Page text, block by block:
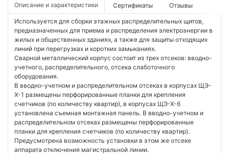
Описание и характеристики Сертификаты Отзывы
Используется для сборки этажных распределительных щитов,
предназначенных для приема и распределения электроэнергии в
жилых и общественных зданиях, а также для защиты отходящих
линий при перегрузках и коротких замыканиях.
Сварной металлический корпус состоит из трех отсеков: вводно-
учетного, распределительного, отсека слаботочного
оборудования.
В вводно-учетном и распределительном отсеках в корпусах ЩЭ-
Х-1 размещены перфорированные планки для крепления
счетчиков (по количеству квартир), в корпусах ЩЭ-Х-6
установлена съемная монтажная панель. В вводно-учетном и
распределительном отсеках размещены перфорированные
планки для крепления счетчиков (по количеству квартир).
Предусмотрена возможность установки в этом же отсеке
аппарата отключения магистральной линии.